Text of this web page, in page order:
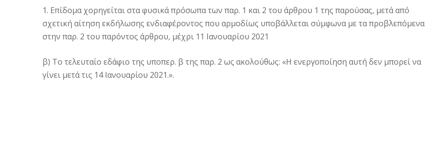
1. Επίδομα χορηγείται στα φυσικά πρόσωπα των παρ. 1 και 2 του άρθρου 1 της παρούσας, μετά από
σχετική αίτηση εκδήλωσης ενδιαφέροντος που αρμοδίως υποβάλλεται σύμφωνα με τα προβλεπόμενα
στην παρ. 2 του παρόντος άρθρου, μέχρι 11 Ιανουαρίου 2021
β) Το τελευταίο εδάφιο της υποπερ. β της παρ. 2 ως ακολούθως: «Η ενεργοποίηση αυτή δεν μπορεί να
γίνει μετά τις 14 Ιανουαρίου 2021.».